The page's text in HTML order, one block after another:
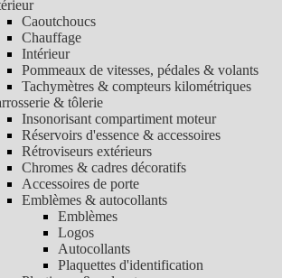
Caoutchoucs
Chauffage
Intérieur
Pommeaux de vitesses, pédales & volants
Tachymètres & compteurs kilométriques
& tôlerie
Insonorisant compartiment moteur
Réservoirs d'essence & accessoires
Rétroviseurs extérieurs
Chromes & cadres décoratifs
Accessoires de porte
Emblèmes & autocollants
Emblèmes
Logos
Autocollants
Plaquettes d'identification